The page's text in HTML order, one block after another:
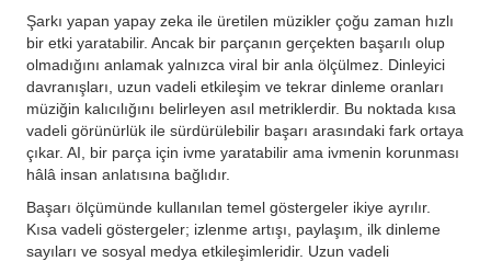
Şarkı yapan yapay zeka ile üretilen müzikler çoğu zaman hızlı
bir etki yaratabilir. Ancak bir parçanın gerçekten başarılı olup
olmadığını anlamak yalnızca viral bir anla ölçülmez. Dinleyici
davranışları, uzun vadeli etkileşim ve tekrar dinleme oranları
müziğin kalıcılığını belirleyen asıl metriklerdir. Bu noktada kısa
vadeli görünürlük ile sürdürülebilir başarı arasındaki fark ortaya
çıkar. AI, bir parça için ivme yaratabilir ama ivmenin korunması
hâlâ insan anlatısına bağlıdır.
Başarı ölçümünde kullanılan temel göstergeler ikiye ayrılır.
Kısa vadeli göstergeler; izlenme artışı, paylaşım, ilk dinleme
sayıları ve sosyal medya etkileşimleridir. Uzun vadeli